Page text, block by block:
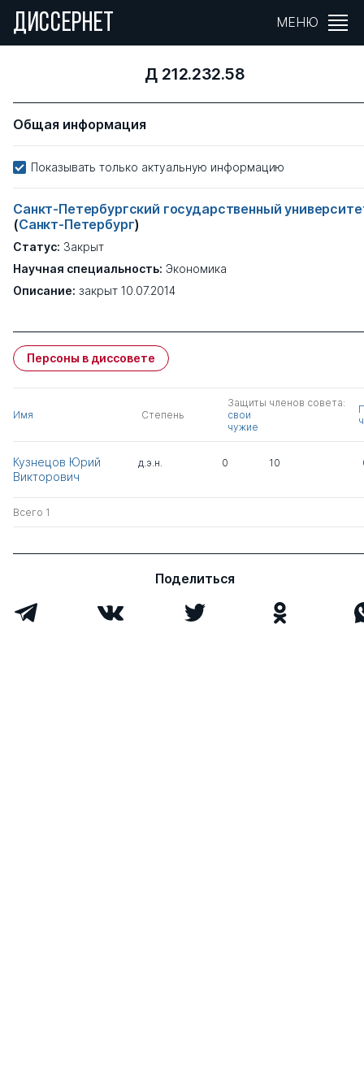
ДИССЕРНЕТ МЕНЮ
Д 212.232.58
Общая информация
Показывать только актуальную информацию
Санкт-Петербургский государственный
(Санкт-Петербург)
Статус: Закрыт
Научная специальность: Экономика
Описание: закрыт 10.07.2014
Персоны в диссовете
Имя Степень
Защиты членов совета:
свои
чужие
Кузнецов Юрий
Викторович
д.э.н. 0 10
Всего 1
Поделиться